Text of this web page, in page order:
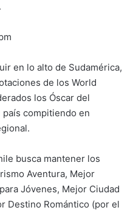
en lo alto de Sudamérica,
de los World
los Óscar del
compitiendo en
busca mantener los
Aventura, Mejor
Jóvenes, Mejor Ciudad
Destino Romántico (por el